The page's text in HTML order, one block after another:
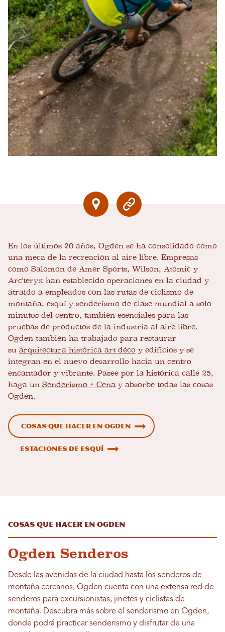
En los últimos 20 años, Ogden se ha consolidado como
una meca de la recreación al aire libre. Empresas
como Salomon de Amer Sports, Wilson, Atomic y
Arc'teryx han establecido operaciones en la ciudad y
atraído a empleados con las rutas de ciclismo de
montaña, esquí y senderismo de clase mundial a solo
minutos del centro, también esenciales para las
pruebas de productos de la industria al aire libre.
Ogden también ha trabajado para restaurar
su arquitectura histórica art déco y edificios y se
integran en el nuevo desarrollo hacia un centro
encantador y vibrante. Pasee por la histórica calle 25,
haga un Senderismo + Cena y absorbe todas las cosas
Ogden.
Cosas que hacer en Ogden
Estaciones de esquí
Cosas que hacer en Ogden
Ogden Senderos
Desde las avenidas de la ciudad hasta los senderos de
montaña cercanos, Ogden cuenta con una extensa red de
senderos para excursionistas, jinetes y ciclistas de
montaña. Descubra más sobre el senderismo en Ogden,
donde podrá practicar senderismo y disfrutar de una